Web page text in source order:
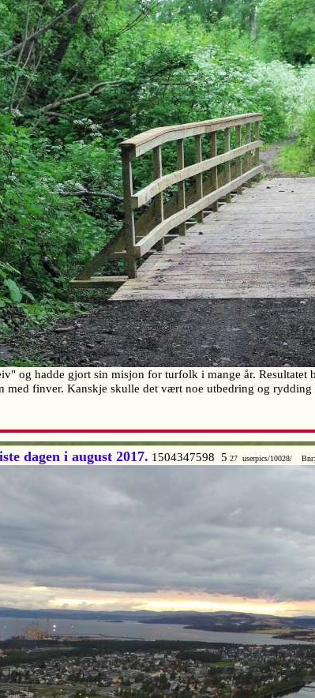
og hadde gjort sin misjon for turfolk i mange år. Resultatet
med finver. Kanskje skulle det vært noe utbedring og
dagen i august 2017. 1504347598 5 27 userpics/10028/